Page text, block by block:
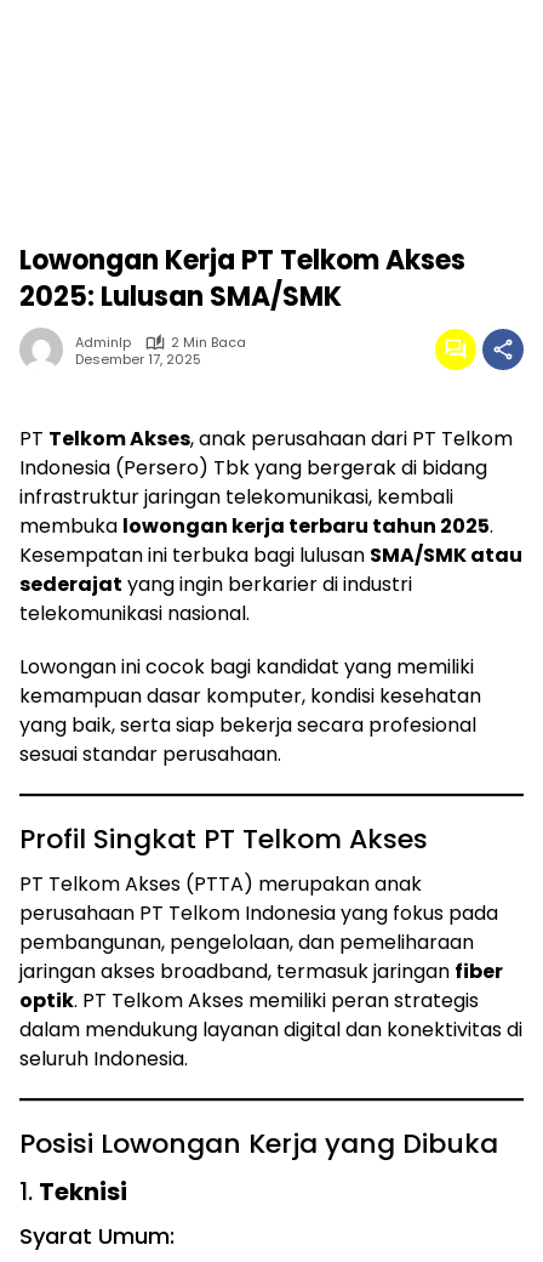
Lowongan Kerja PT Telkom Akses
2025: Lulusan SMA/SMK
Adminlp
2 Min Baca
Desember 17, 2025
PT Telkom Akses, anak perusahaan dari PT Telkom
Indonesia (Persero) Tbk yang bergerak di bidang
infrastruktur jaringan telekomunikasi, kembali
membuka lowongan kerja terbaru tahun 2025.
Kesempatan ini terbuka bagi lulusan SMA/SMK atau
sederajat yang ingin berkarier di industri
telekomunikasi nasional.
Lowongan ini cocok bagi kandidat yang memiliki
kemampuan dasar komputer, kondisi kesehatan
yang baik, serta siap bekerja secara profesional
sesuai standar perusahaan.
Profil Singkat PT Telkom Akses
PT Telkom Akses (PTTA) merupakan anak
perusahaan PT Telkom Indonesia yang fokus pada
pembangunan, pengelolaan, dan pemeliharaan
jaringan akses broadband, termasuk jaringan fiber
optik. PT Telkom Akses memiliki peran strategis
dalam mendukung layanan digital dan konektivitas di
seluruh Indonesia.
Posisi Lowongan Kerja yang Dibuka
1. Teknisi
Syarat Umum: